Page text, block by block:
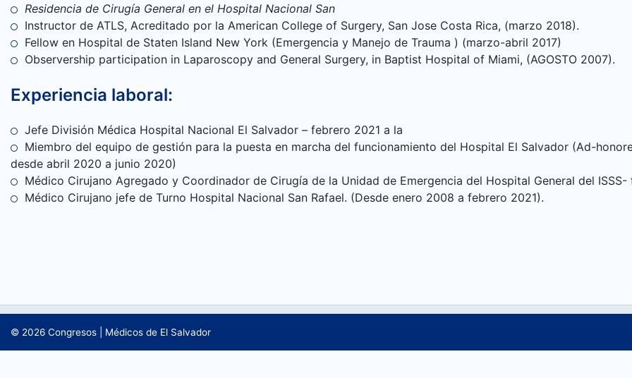
Residencia de Cirugía General en el Hospital Nacional San
Instructor de ATLS, Acreditado por la American College of Surgery, San Jose Costa Rica, (marzo 2018).
Fellow en Hospital de Staten Island New York (Emergencia y Manejo de Trauma ) (marzo-abril 2017)
Observership participation in Laparoscopy and General Surgery, in Baptist Hospital of Miami, (AGOSTO 2007).
Experiencia laboral:
Jefe División Médica Hospital Nacional El Salvador – febrero 2021 a la
Miembro del equipo de gestión para la puesta en marcha del funcionamiento del Hospital El Salvador (Ad-
desde abril 2020 a junio 2020)
Médico Cirujano Agregado y Coordinador de Cirugía de la Unidad de Emergencia del Hospital General del
Médico Cirujano jefe de Turno Hospital Nacional San Rafael. (Desde enero 2008 a febrero 2021).
© 2026 Congresos Médicos de El Salvador